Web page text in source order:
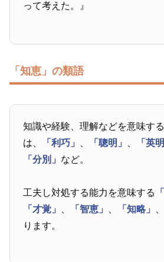
って考えた。』
「知恵」の類語
知識や経験、理解などを意味する
は、
「利巧」 「聰明」 「英明
「分別」 など。
工夫し対処する能力を意味する
「才覚」
「智恵」 「知略」
ります。